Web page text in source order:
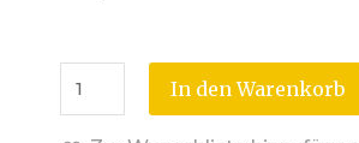
In den Warenkorb